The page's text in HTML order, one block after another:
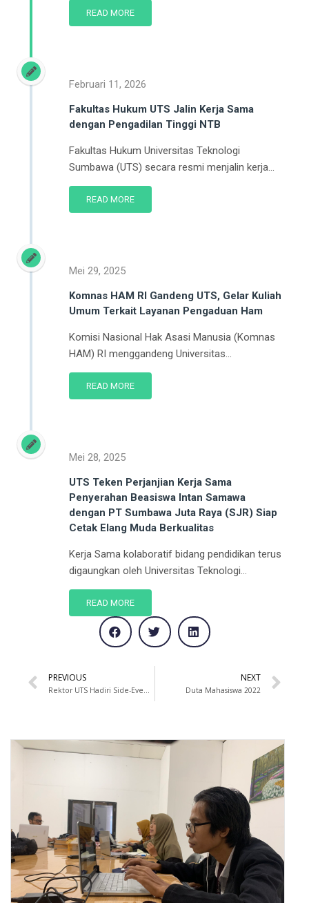
READ MORE
Fakultas Hukum UTS Jalin Kerja Sama
dengan Pengadilan Tinggi NTB
Fakultas Hukum Universitas Teknologi
Sumbawa (UTS) secara resmi menjalin kerja...
READ MORE
Februari 11, 2026
Komnas HAM RI Gandeng UTS, Gelar Kuliah
Umum Terkait Layanan Pengaduan Ham
Komisi Nasional Hak Asasi Manusia (Komnas
HAM) RI menggandeng Universitas...
READ MORE
Mei 29, 2025
UTS Teken Perjanjian Kerja Sama
Penyerahan Beasiswa Intan Samawa
dengan PT Sumbawa Juta Raya (SJR) Siap
Cetak Elang Muda Berkualitas
Kerja Sama kolaboratif bidang pendidikan terus
digaungkan oleh Universitas Teknologi...
READ MORE
Mei 28, 2025
PREVIOUS
Rektor UTS Hadiri Side-Event KTT G20 di Bali
NEXT
Duta Mahasiswa 2022